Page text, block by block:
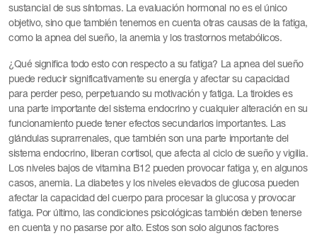
sustancial de sus síntomas. La evaluación hormonal no es el único
objetivo, sino que también tenemos en cuenta otras causas de la fatiga,
como la apnea del sueño, la anemia y los trastornos metabólicos.
¿Qué significa todo esto con respecto a su fatiga? La apnea del sueño
puede reducir significativamente su energía y afectar su capacidad
para perder peso, perpetuando su motivación y fatiga. La tiroides es
una parte importante del sistema endocrino y cualquier alteración en su
funcionamiento puede tener efectos secundarios importantes. Las
glándulas suprarrenales, que también son una parte importante del
sistema endocrino, liberan cortisol, que afecta al ciclo de sueño y vigilia.
Los niveles bajos de vitamina B12 pueden provocar fatiga y, en algunos
casos, anemia. La diabetes y los niveles elevados de glucosa pueden
afectar la capacidad del cuerpo para procesar la glucosa y provocar
fatiga. Por último, las condiciones psicológicas también deben tenerse
en cuenta y no pasarse por alto. Estos son solo algunos factores